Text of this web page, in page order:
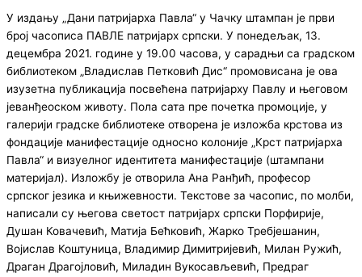
У издању „Дани патријарха Павла“ у Чачку штампан је први
број часописа ПАВЛЕ патријарх српски. У понедељак, 13.
децембра 2021. године у 19.00 часова, у сарадњи са градском
библиотеком „Владислав Петковић Дис“ промовисана је ова
изузетна публикација посвећена патријарху Павлу и његовом
јеванђеоском животу. Пола сата пре почетка промоције, у
галерији градске библиотеке отворена је изложба крстова из
фондације манифестације односно колоније „Крст патријарха
Павла“ и визуелног идентитета манифестације (штампани
материјал). Изложбу је отворила Ана Ранђић, професор
српског језика и књижевности. Текстове за часопис, по молби,
написали су његова светост патријарх српски Порфирије,
Душан Ковачевић, Матија Бећковић, Жарко Требјешанин,
Војислав Коштуница, Владимир Димитријевић, Милан Ружић,
Драган Драгојловић, Миладин Вукосављевић, Предраг